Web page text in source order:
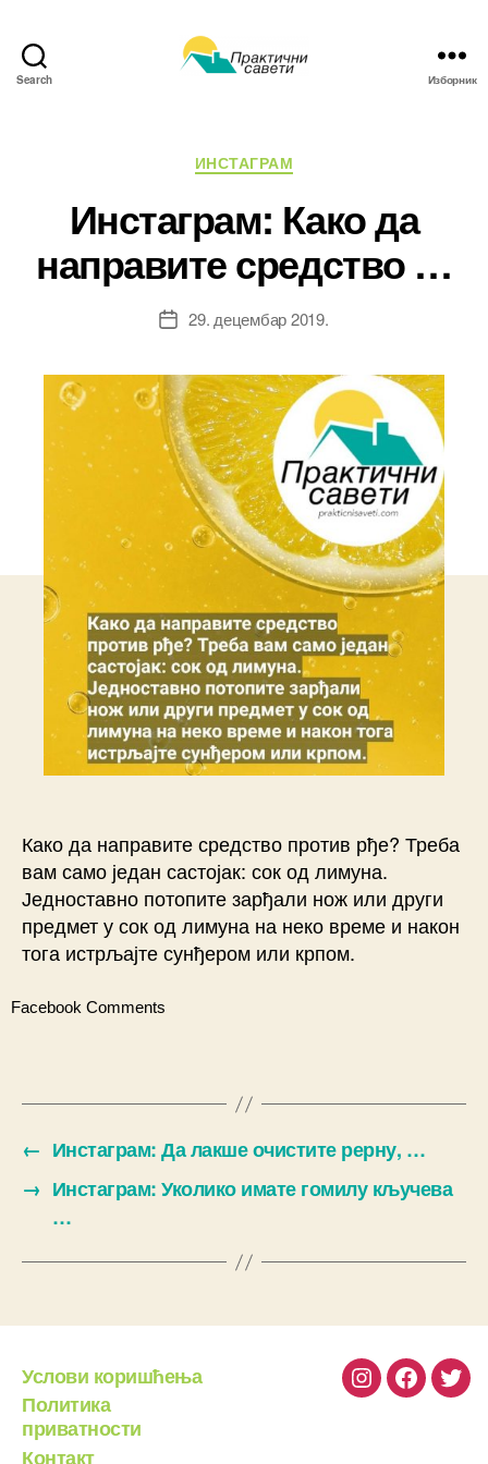
Search Изборник
Категорије
ИНСТАГРАМ
Инстаграм: Како да
направите средство …
Датум29. децембар 2019.
Како да направите средство против рђе? Треба
вам само један састојак: сок од лимуна.
Једноставно потопите зарђали нож или други
предмет у сок од лимуна на неко време и након
тога истрљајте сунђером или крпом.
Facebook Comments
← Инстаграм: Да лакше очистите рерну, …
→ Инстаграм: Уколико имате гомилу кључева
…
Услови коришћења
Политика
приватности
Контакт
Instagram
Facebook